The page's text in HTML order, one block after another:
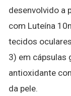
desenvolvido a
com Luteína
tecidos
3) em cápsulas
antioxidante
da pele.